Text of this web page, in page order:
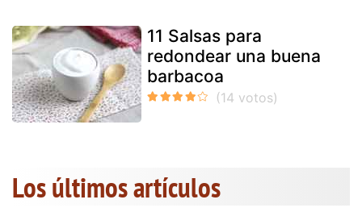
11 Salsas para
redondear una buena
barbacoa
Los últimos artículos